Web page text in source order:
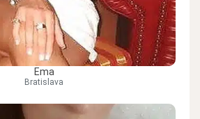
Ema
Bratislava